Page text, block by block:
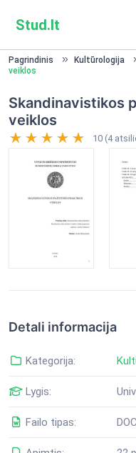
Stud.lt
Pagrindinis Kultūrologija
veiklos
Skandinavistikos
veiklos
10 (4
Detali informacija
Kategorija:
Lygis:
Failo tipas: